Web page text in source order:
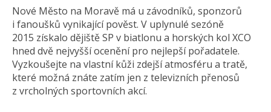
Nové Město na Moravě má u závodníků, sponzorů
i fanoušků vynikající pověst. V uplynulé sezóně
2015 získalo dějiště SP v biatlonu a horských kol XCO
hned dvě nejvyšší ocenění pro nejlepší pořadatele.
Vyzkoušejte na vlastní kůži zdejší atmosféru a tratě,
které možná znáte zatím jen z televizních přenosů
z vrcholných sportovních akcí.